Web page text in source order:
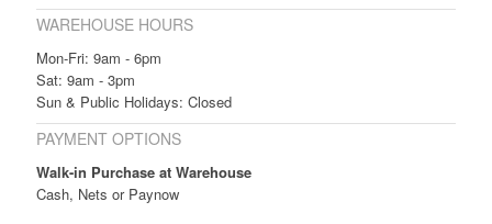
WAREHOUSE HOURS
Mon-Fri: 9am - 6pm
Sat: 9am - 3pm
Sun & Public Holidays: Closed
PAYMENT OPTIONS
Walk-in Purchase at Warehouse
Cash, Nets or Paynow